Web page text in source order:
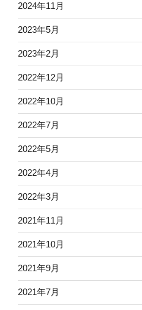
2024年11月
2023年5月
2023年2月
2022年12月
2022年10月
2022年7月
2022年5月
2022年4月
2022年3月
2021年11月
2021年10月
2021年9月
2021年7月